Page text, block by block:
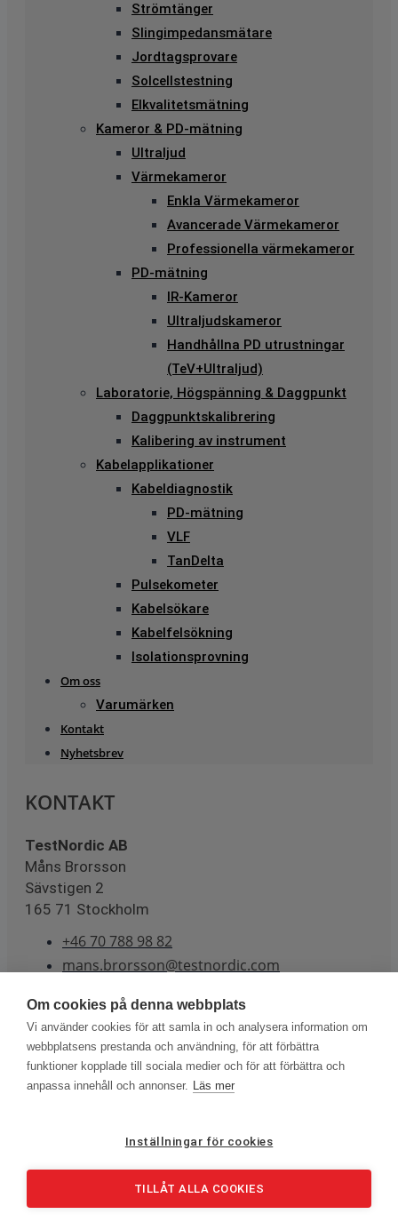
Om cookies på denna webbplats
Vi använder cookies för att samla in och analysera information om
webbplatsens prestanda och användning, för att förbättra
funktioner kopplade till sociala medier och för att förbättra och
anpassa innehåll och annonser. Läs mer
Inställningar för cookies
TILLÅT ALLA COOKIES
Strömtänger
Slingimpedansmätare
Jordtagsprovare
Solcellstestning
Elkvalitetsmätning
Kameror & PD-mätning
Ultraljud
Värmekameror
Enkla Värmekameror
Avancerade Värmekameror
Professionella värmekameror
PD-mätning
IR-Kameror
Ultraljudskameror
Handhållna PD utrustningar
(TeV+Ultraljud)
Laboratorie, Högspänning & Daggpunkt
Daggpunktskalibrering
Kalibering av instrument
Kabelapplikationer
Kabeldiagnostik
PD-mätning
VLF
TanDelta
Pulsekometer
Kabelsökare
Kabelfelsökning
Isolationsprovning
Om oss
Varumärken
Kontakt
Nyhetsbrev
KONTAKT
TestNordic AB
Måns Brorsson
Sävstigen 2
165 71 Stockholm
+46 70 788 98 82
mans.brorsson@testnordic.com
Copyright © 2022 Kabeltillämpningar | Kalibrering | Gasanalys |
Jordningsprovning Theme. All rights reserved.
Om du är intresserad av att köpa några produkter, ring